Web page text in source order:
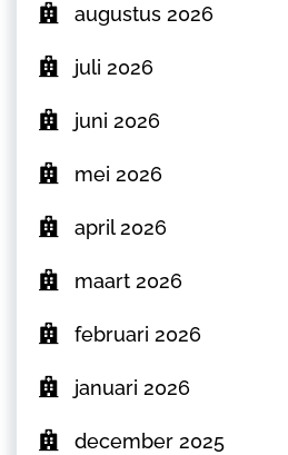
augustus 2026
juli 2026
juni 2026
mei 2026
april 2026
maart 2026
februari 2026
januari 2026
december 2025